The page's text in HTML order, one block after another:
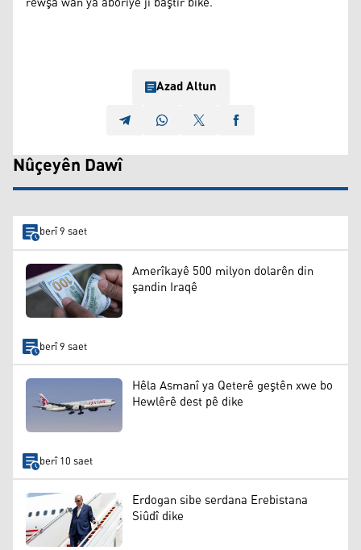
Azad Altun
Nûçeyên Dawî
berî 9 saet
Amerîkayê 500 milyon dolarên din
şandin Iraqê
berî 9 saet
Hêla Asmanî ya Qeterê geştên xwe bo
Hewlêrê dest pê dike
berî 10 saet
Erdogan sibe serdana Erebistana
Siûdî dike